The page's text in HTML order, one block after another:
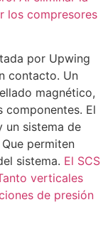
los compresores
por Upwing
contacto. Un
magnético,
El
un sistema de
permiten
sistema. El SCS
verticales
de presión